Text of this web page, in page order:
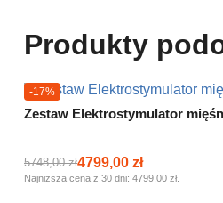
Produkty
Zestaw Elektrostymulator
-17%
5748,00zł
Pierwotna
cena
4799,00 zł
Aktualna
cena
Najniższa cena z 30 dni: 4799,00 zł.